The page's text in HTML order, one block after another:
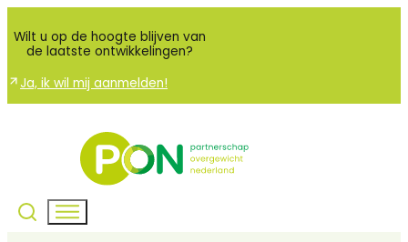
Wilt u op de hoogte blijven van
de laatste ontwikkelingen?
Ja, ik wil mij aanmelden!